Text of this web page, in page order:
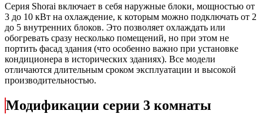
Серия Shorai включает в себя наружные блоки, мощностью от
3 до 10 кВт на охлаждение, к которым можно подключать от 2
до 5 внутренних блоков. Это позволяет охлаждать или
обогревать сразу несколько помещений, но при этом не
портить фасад здания (что особенно важно при установке
кондиционера в исторических зданиях). Все модели
отличаются длительным сроком эксплуатации и высокой
производительностью.
Модификации серии 3 комнаты